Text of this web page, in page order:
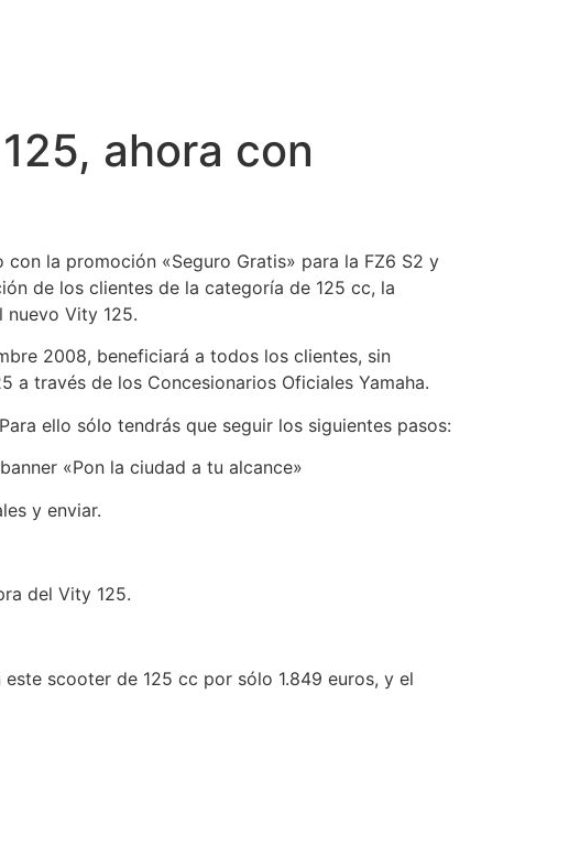
ahora con
la promoción «Seguro Gratis» para la FZ6 S2 y
de los clientes de la categoría de 125 cc, la
Vity 125.
2008, beneficiará a todos los clientes, sin
a través de los Concesionarios Oficiales Yamaha.
ello sólo tendrás que seguir los siguientes pasos:
«Pon la ciudad a tu alcance»
y enviar.
del Vity 125.
scooter de 125 cc por sólo 1.849 euros, y el